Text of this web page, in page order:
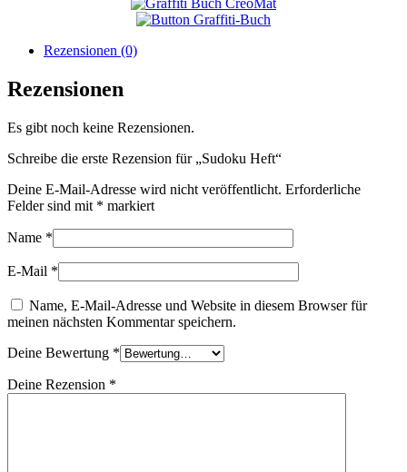
Rezensionen (0)
Rezensionen
Es gibt noch keine Rezensionen.
Schreibe die erste Rezension für „Sudoku Heft“
Deine E-Mail-Adresse wird nicht veröffentlicht. Erforderliche
Felder sind mit * markiert
Name *
E-Mail *
Name, E-Mail-Adresse und Website in diesem Browser für
meinen nächsten Kommentar speichern.
Deine Bewertung *
Deine Rezension *